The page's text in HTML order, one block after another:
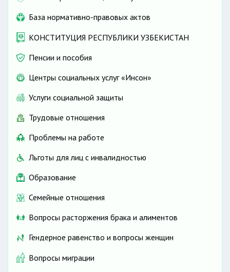
База нормативно-правовых актов
КОНСТИТУЦИЯ РЕСПУБЛИКИ УЗБЕКИСТАН
Пенсии и пособия
Центры социальных услуг «Инсон»
Услуги социальной защиты
Трудовые отношения
Проблемы на работе
Льготы для лиц с инвалидностью
Образование
Семейные отношения
Вопросы расторжения брака и алиментов
Гендерное равенство и вопросы женщин
Вопросы миграции